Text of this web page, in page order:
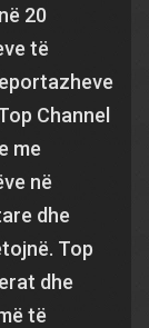
20
të
Channel
me
në
dhe
Top
dhe
të